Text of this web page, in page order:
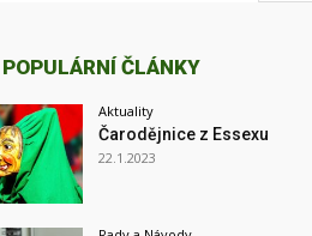
POPULÁRNÍ ČLÁNKY
Aktuality
Čarodějnice z Essexu
22.1.2023